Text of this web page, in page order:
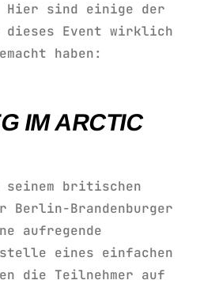
Hier sind einige der
Event wirklich
haben:
IM ARCTIC
seinem britischen
Berlin-Brandenburger
aufregende
eines einfachen
die Teilnehmer auf